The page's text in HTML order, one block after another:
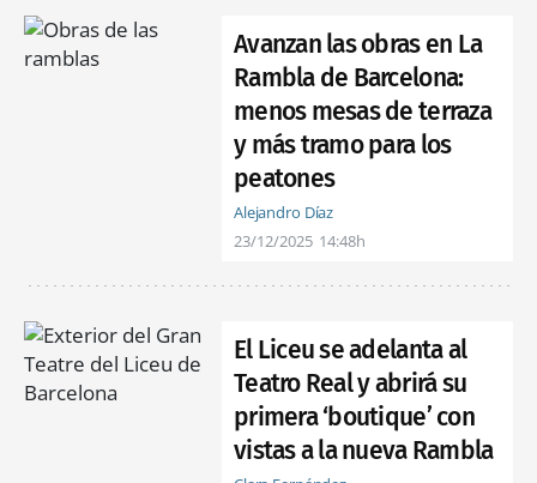
Avanzan las obras en La
Rambla de Barcelona:
menos mesas de terraza
y más tramo para los
peatones
Alejandro Díaz
23/12/2025 14:48h
El Liceu se adelanta al
Teatro Real y abrirá su
primera ‘boutique’ con
vistas a la nueva Rambla